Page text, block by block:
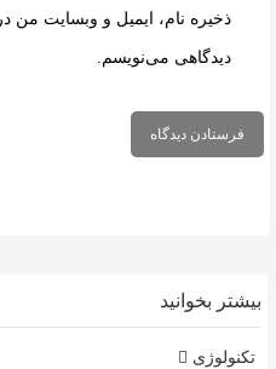
ذخیره نام، ایمیل و وبسایت من
دیدگاهی می‌نویسم.
بیشتر بخوانید
تکنولوژی